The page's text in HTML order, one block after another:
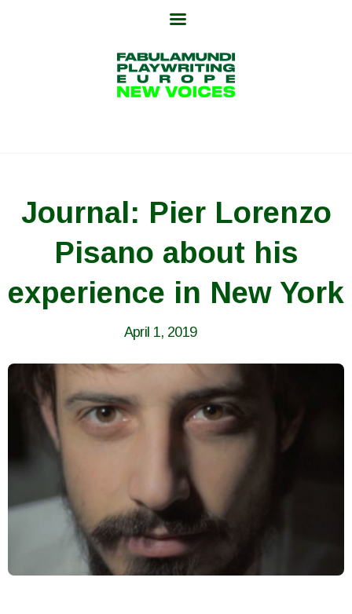
Journal: Pier Lorenzo
Pisano about his
experience in New York
April 1, 2019